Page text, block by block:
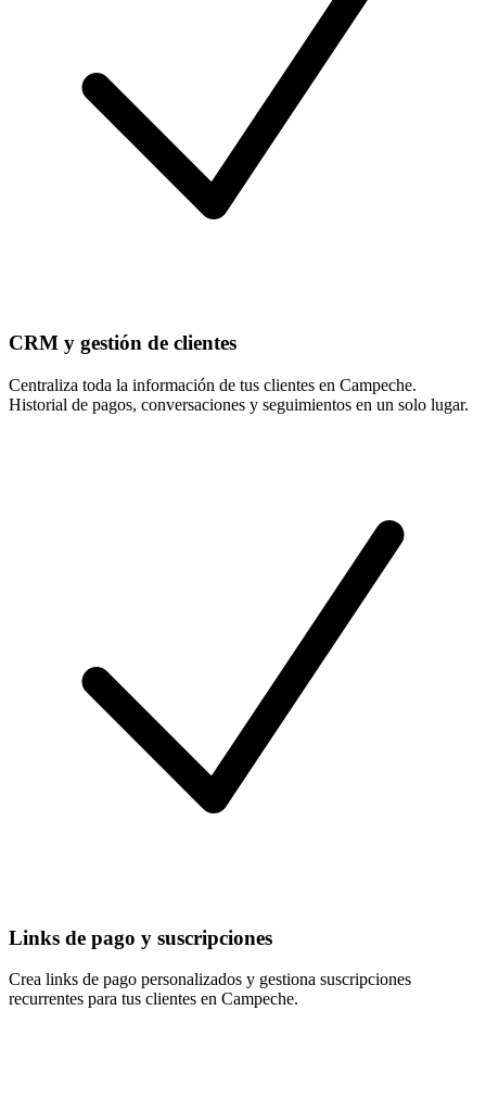
CRM y gestión de clientes
Centraliza toda la información de tus clientes en Campeche.
Historial de pagos, conversaciones y seguimientos en un solo lugar.
Links de pago y suscripciones
Crea links de pago personalizados y gestiona suscripciones
recurrentes para tus clientes en Campeche.